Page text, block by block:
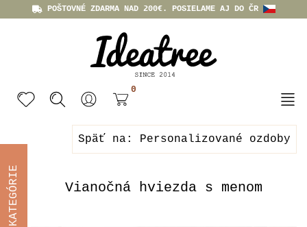
POŠTOVNÉ ZDARMA NAD 200€. POSIELAME AJ DO ČR
0
Späť na: Personalizované ozdoby
Vianočná hviezda s menom
KATEGÓRIE